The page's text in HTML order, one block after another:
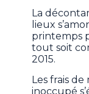
La
lieux
printemps
tout soit
2015.
Les frais
inoccupé